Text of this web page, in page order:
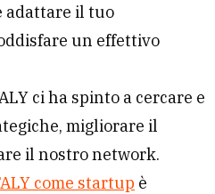
adattare il tuo
un effettivo
ci ha spinto a cercare e
migliorare il
il nostro network.
come startup è